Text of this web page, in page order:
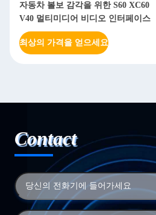
자동차 볼보 감각을 위한 S60 XC60
V40 멀티미디어 비디오 인터페이스
최상의 가격을 얻으세요
Contact